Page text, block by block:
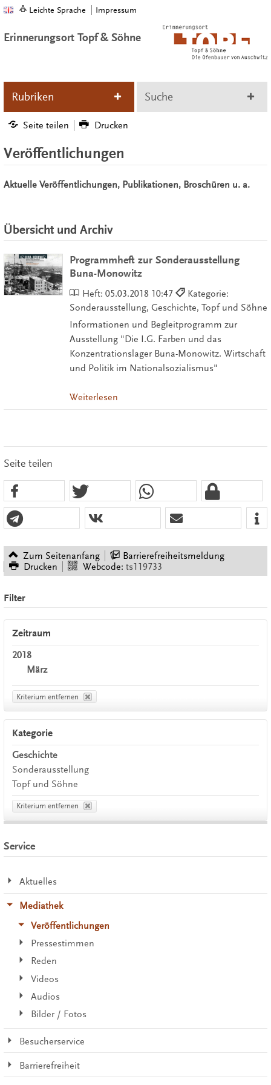
Leichte Sprache Impressum
Erinnerungsort Topf & Söhne
Rubriken Suche
Seite teilen Drucken
Veröffentlichungen
Aktuelle Veröffentlichungen, Publikationen, Broschüren u. a.
Übersicht und Archiv
Programmheft zur Sonderausstellung
Buna-Monowitz
Heft: 05.03.2018 10:47
Kategorie:
Sonderausstellung, Geschichte, Topf und Söhne
Informationen und Begleitprogramm zur
Ausstellung "Die I.G. Farben und das
Konzentrationslager Buna-Monowitz. Wirtschaft
und Politik im Nationalsozialismus"
Weiterlesen
Seite teilen
Zum Seitenanfang
Barrierefreiheitsmeldung
Drucken
Webcode: ts119733
Filter
Zeitraum
2018
März
Kriterium entfernen
Kategorie
Geschichte
Sonderausstellung
Topf und Söhne
Kriterium entfernen
Service
Aktuelles
Mediathek
Veröffentlichungen
Pressestimmen
Reden
Videos
Audios
Bilder / Fotos
Besucherservice
Barrierefreiheit